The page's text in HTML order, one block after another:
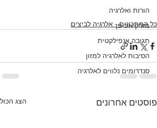
הורות ואלרגיה
מזרק אפיפן
תגובה אנפילקטית
הסיבות לאלרגיה למזון
סנדרומים נלווים לאלרגיה
כל המתכונים - אלרגיה לביצים
פוסטים אחרונים הצג הכול